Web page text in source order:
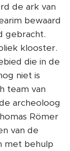
de ark van
bewaard
gebracht.
klooster.
die in de
niet is
team van
archeoloog
Römer
van de
met behulp